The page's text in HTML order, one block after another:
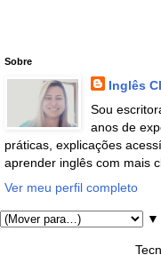
Sobre
Inglês
Sou
anos de
práticas, explicações
aprender inglês com mais
Ver meu perfil completo
▼